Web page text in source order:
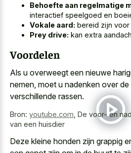
Behoefte aan regelmatige
interactief speelgoed en
Vokale aard: bereid zijn
Prey drive: kan extra
Voordelen
Als u overweegt een nieuwe
nemen, moet u nadenken over
verschillende rassen.
Bron: youtube.com De voor- en
van een huisdier
Deze kleine honden zijn grappig